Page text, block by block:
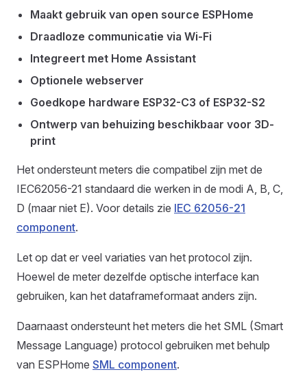
Maakt gebruik van open source ESPHome
Draadloze communicatie via Wi-Fi
Integreert met Home Assistant
Optionele webserver
Goedkope hardware ESP32-C3 of ESP32-S2
Ontwerp van behuizing beschikbaar voor 3D-
print
Het ondersteunt meters die compatibel zijn met de
IEC62056-21 standaard die werken in de modi A, B, C,
D (maar niet E). Voor details zie IEC 62056-21
component.
Let op dat er veel variaties van het protocol zijn.
Hoewel de meter dezelfde optische interface kan
gebruiken, kan het dataframeformaat anders zijn.
Daarnaast ondersteunt het meters die het SML (Smart
Message Language) protocol gebruiken met behulp
van ESPHome SML component.